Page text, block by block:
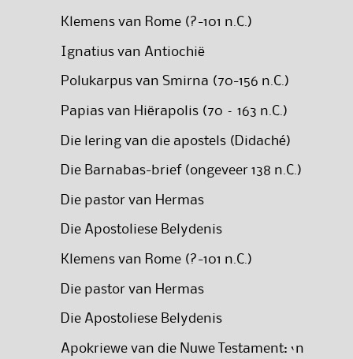
Klemens van Rome (?-101 n.C.)
Ignatius van Antiochië
Polukarpus van Smirna (70-156 n.C.)
Papias van Hiërapolis (70 – 163 n.C.)
Die lering van die apostels (Didaché)
Die Barnabas-brief (ongeveer 138 n.C.)
Die pastor van Hermas
Die Apostoliese Belydenis
Klemens van Rome (?-101 n.C.)
Die pastor van Hermas
Die Apostoliese Belydenis
Apokriewe van die Nuwe Testament: ‘n